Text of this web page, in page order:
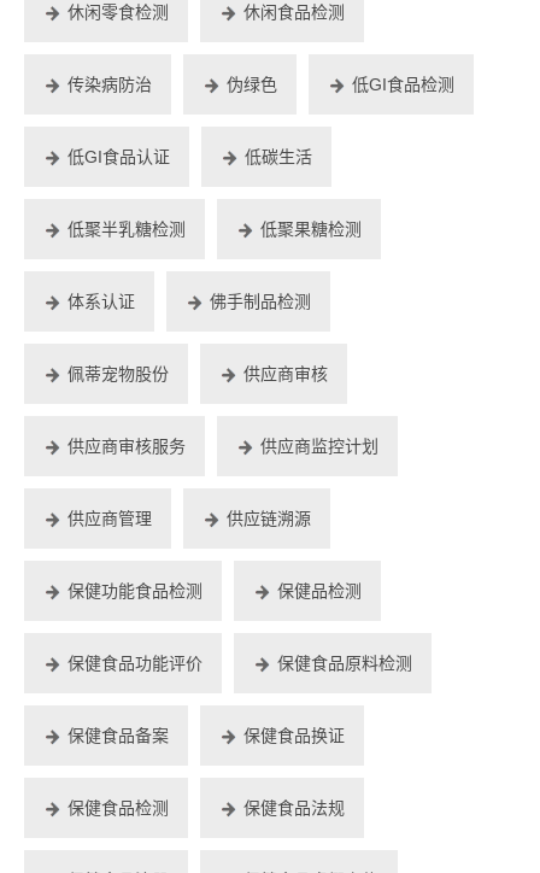
休闲零食检测 休闲食品检测
传染病防治 伪绿色 低GI食品检测
低GI食品认证 低碳生活
低聚半乳糖检测 低聚果糖检测
体系认证 佛手制品检测
佩蒂宠物股份 供应商审核
供应商审核服务 供应商监控计划
供应商管理 供应链溯源
保健功能食品检测 保健品检测
保健食品功能评价 保健食品原料检测
保健食品备案 保健食品换证
保健食品检测 保健食品法规